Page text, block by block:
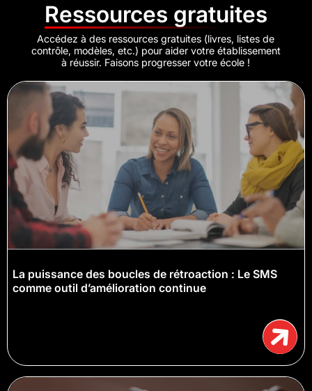
Ressources gratuites
Accédez à des ressources gratuites (livres, listes de
contrôle, modèles, etc.) pour aider votre établissement
à réussir. Faisons progresser votre école !
La puissance des boucles de rétroaction : Le SMS
comme outil d’amélioration continue